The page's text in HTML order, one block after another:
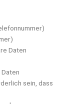
Daten
sein, dass